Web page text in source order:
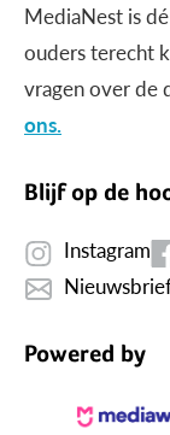
MediaNest is
ouders terecht
vragen over de
ons.
Blijf op de
Instagram
Powered by